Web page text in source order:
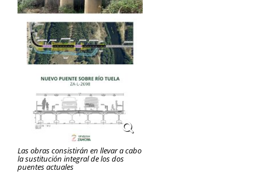
Las obras consistirán en llevar a cabo
la sustitución integral de los dos
puentes actuales